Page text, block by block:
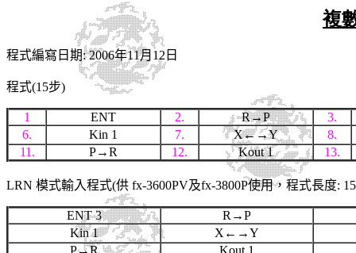
複
程式編寫日期: 2006年11月12日
程式(15步)
1 ENT 2. R→P
3.
6.
Kin 1 7. X←→Y
8.
11.
P→R 12. Kout 1 13.
LRN 模式輸入程式(供 fx-3600PV及fx-3800P使用，程式長度:
ENT 3
R→P
Kin 1
X←→Y
P→R
Kout 1